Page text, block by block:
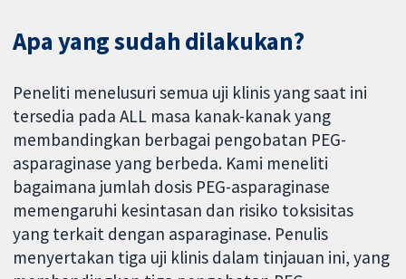
Apa yang sudah dilakukan?
Peneliti menelusuri semua uji klinis yang saat ini
tersedia pada ALL masa kanak-kanak yang
membandingkan berbagai pengobatan PEG-
asparaginase yang berbeda. Kami meneliti
bagaimana jumlah dosis PEG-asparaginase
memengaruhi kesintasan dan risiko toksisitas
yang terkait dengan asparaginase. Penulis
menyertakan tiga uji klinis dalam tinjauan ini, yang